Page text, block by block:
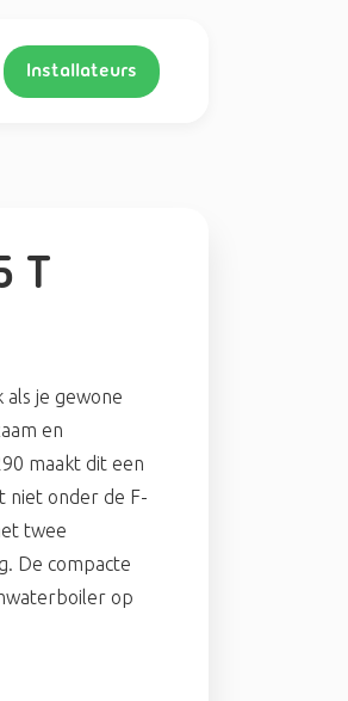
Installateurs
T
je gewone
en
maakt dit een
niet onder de F-
twee
De compacte
op